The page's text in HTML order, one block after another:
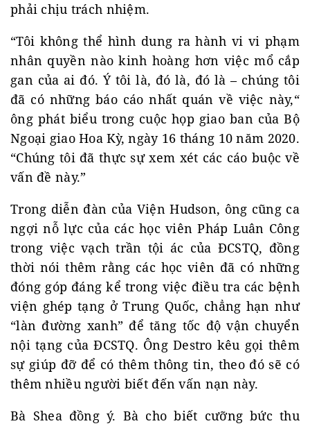
phải chịu trách nhiệm.
“Tôi không thể hình dung ra hành vi vi phạm
nhân quyền nào kinh hoàng hơn việc mổ cắp
gan của ai đó. Ý tôi là, đó là, đó là – chúng tôi
đã có những báo cáo nhất quán về việc này,“
ông phát biểu trong cuộc họp giao ban của Bộ
Ngoại giao Hoa Kỳ, ngày 16 tháng 10 năm 2020.
“Chúng tôi đã thực sự xem xét các cáo buộc về
vấn đề này.”
Trong diễn đàn của Viện Hudson, ông cũng ca
ngợi nỗ lực của các học viên Pháp Luân Công
trong việc vạch trần tội ác của ĐCSTQ, đồng
thời nói thêm rằng các học viên đã có những
đóng góp đáng kể trong việc điều tra các bệnh
viện ghép tạng ở Trung Quốc, chẳng hạn như
“làn đường xanh” để tăng tốc độ vận chuyển
nội tạng của ĐCSTQ. Ông Destro kêu gọi thêm
sự giúp đỡ để có thêm thông tin, theo đó sẽ có
thêm nhiều người biết đến vấn nạn này.
Bà Shea đồng ý. Bà cho biết cưỡng bức thu